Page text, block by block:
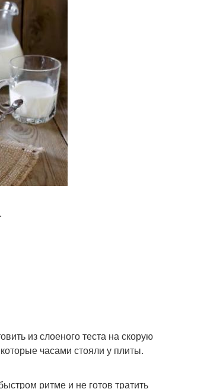
из слоеного теста на скорую
часами стояли у плиты.
ритме и не готов тратить